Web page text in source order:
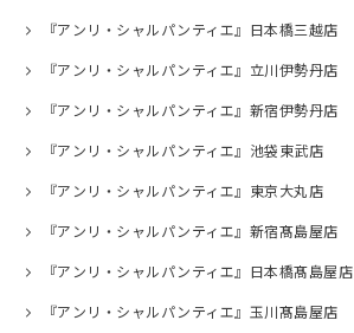
『アンリ・シャルパンティエ』日本橋三越店
『アンリ・シャルパンティエ』立川伊勢丹店
『アンリ・シャルパンティエ』新宿伊勢丹店
『アンリ・シャルパンティエ』池袋東武店
『アンリ・シャルパンティエ』東京大丸店
『アンリ・シャルパンティエ』新宿髙島屋店
『アンリ・シャルパンティエ』日本橋髙島屋店
『アンリ・シャルパンティエ』玉川髙島屋店